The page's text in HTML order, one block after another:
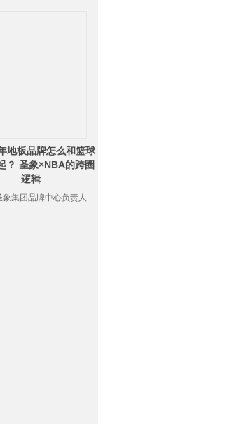
地板品牌怎么和篮球
？ 圣象×NBA的跨圈
逻辑
象集团品牌中心负责人